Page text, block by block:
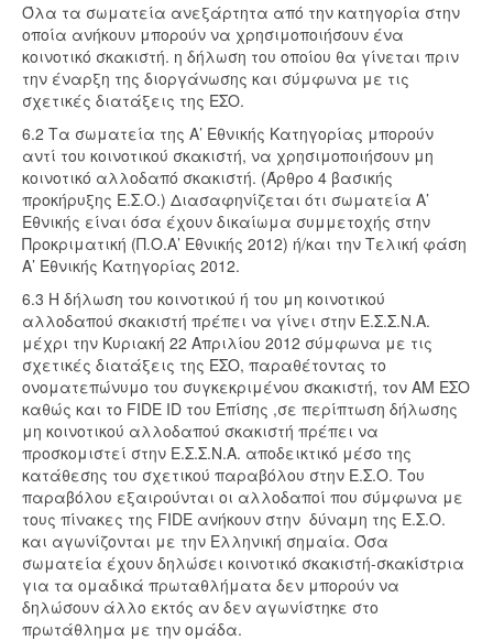
Όλα τα σωματεία ανεξάρτητα από την κατηγορία στην
οποία ανήκουν μπορούν να χρησιμοποιήσουν ένα
κοινοτικό σκακιστή. η δήλωση του οποίου θα γίνεται πριν
την έναρξη της διοργάνωσης και σύμφωνα με τις
σχετικές διατάξεις της ΕΣΟ.
6.2 Τα σωματεία της Α’ Εθνικής Κατηγορίας μπορούν
αντί του κοινοτικού σκακιστή, να χρησιμοποιήσουν μη
κοινοτικό αλλοδαπό σκακιστή. (Άρθρο 4 βασικής
προκήρυξης Ε.Σ.Ο.) Διασαφηνίζεται ότι σωματεία Α’
Εθνικής είναι όσα έχουν δικαίωμα συμμετοχής στην
Προκριματική (Π.Ο.Α’ Εθνικής 2012) ή/και την Τελική φάση
Α’ Εθνικής Κατηγορίας 2012.
6.3 Η δήλωση του κοινοτικού ή του μη κοινοτικού
αλλοδαπού σκακιστή πρέπει να γίνει στην Ε.Σ.Σ.Ν.Α.
μέχρι την Κυριακή 22 Απριλίου 2012 σύμφωνα με τις
σχετικές διατάξεις της ΕΣΟ, παραθέτοντας το
ονοματεπώνυμο του συγκεκριμένου σκακιστή, τον ΑΜ ΕΣΟ
καθώς και το FIDE ID του Επίσης ,σε περίπτωση δήλωσης
μη κοινοτικού αλλοδαπού σκακιστή πρέπει να
προσκομιστεί στην Ε.Σ.Σ.Ν.Α. αποδεικτικό μέσο της
κατάθεσης του σχετικού παραβόλου στην Ε.Σ.Ο. Του
παραβόλου εξαιρούνται οι αλλοδαποί που σύμφωνα με
τους πίνακες της FIDE ανήκουν στην δύναμη της Ε.Σ.Ο.
και αγωνίζονται με την Ελληνική σημαία. Όσα
σωματεία έχουν δηλώσει κοινοτικό σκακιστή-σκακίστρια
για τα ομαδικά πρωταθλήματα δεν μπορούν να
δηλώσουν άλλο εκτός αν δεν αγωνίστηκε στο
πρωτάθλημα με την ομάδα.